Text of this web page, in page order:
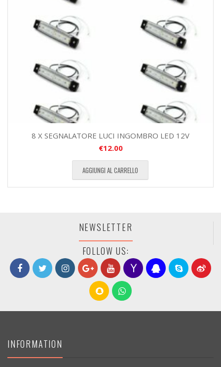
8 X SEGNALATORE LUCI INGOMBRO LED 12V
€12.00
AGGIUNGI AL CARRELLO
NEWSLETTER
FOLLOW US:
INFORMATION